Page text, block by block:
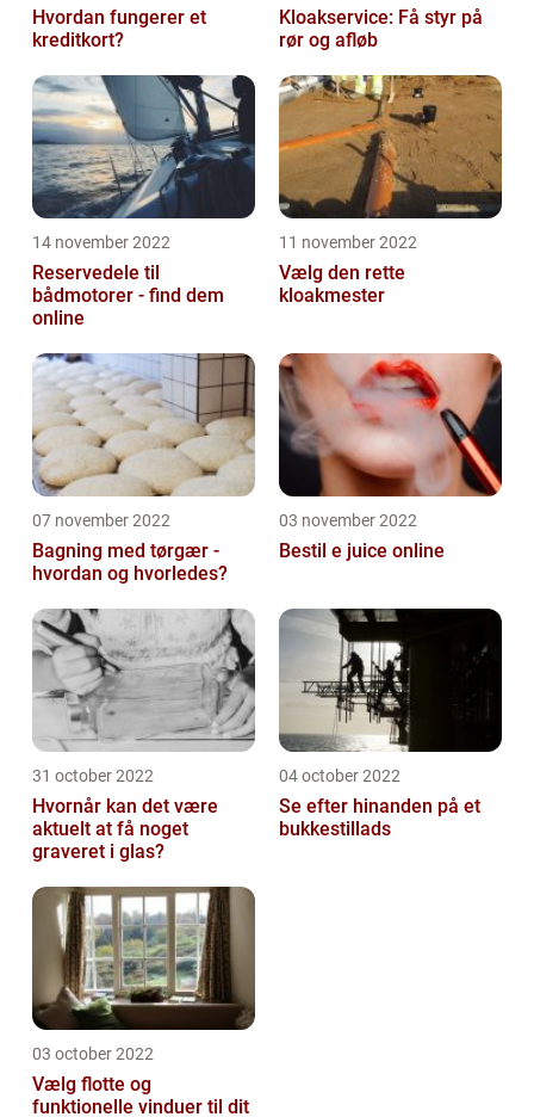
Hvordan fungerer et
kreditkort?
Kloakservice: Få styr på
rør og afløb
14 november 2022
Reservedele til
bådmotorer - find dem
online
11 november 2022
Vælg den rette
kloakmester
07 november 2022
Bagning med tørgær -
hvordan og hvorledes?
03 november 2022
Bestil e juice online
31 october 2022
Hvornår kan det være
aktuelt at få noget
graveret i glas?
04 october 2022
Se efter hinanden på et
bukkestillads
03 october 2022
Vælg flotte og
funktionelle vinduer til dit